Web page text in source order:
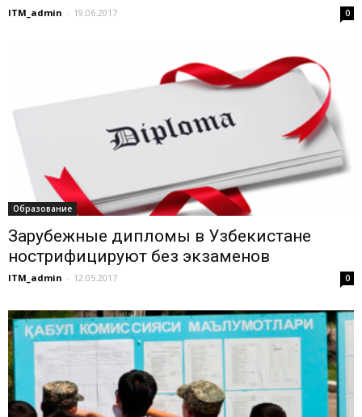
ITM_admin - 19.06.2017 0
Образование
Зарубежные дипломы в Узбекистане
нострифицируют без экзаменов
ITM_admin - 12.05.2017 0